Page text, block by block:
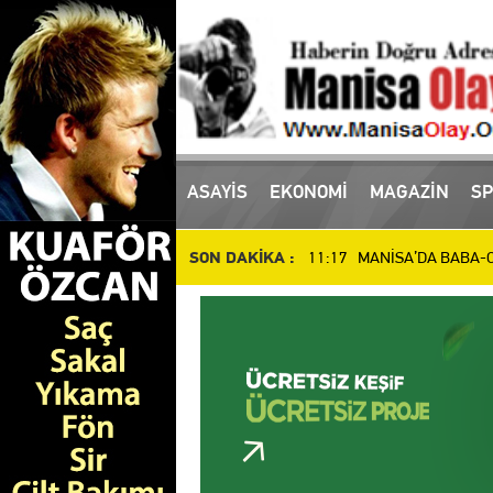
ASAYİS EKONOMİ MAGAZİN
SON DAKİKA :
16:10 Manisa'da
11:17 MANİSA’DA BABA-
10:51 Manisa’da Dün
14:48 SALİHLİ’DE DEV
14:37 İl Müdürü Öztürk,
14:27 Manisalı